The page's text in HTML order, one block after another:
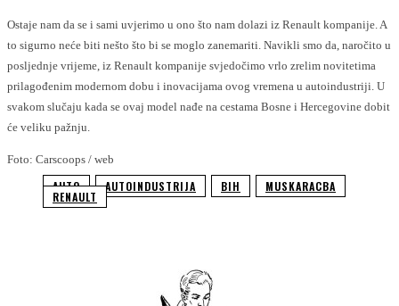
Ostaje nam da se i sami uvjerimo u ono što nam dolazi iz Renault kompanije. A
to sigurno neće biti nešto što bi se moglo zanemariti. Navikli smo da, naročito u
posljednje vrijeme, iz Renault kompanije svjedočimo vrlo zrelim novitetima
prilagođenim modernom dobu i inovacijama ovog vremena u autoindustriji. U
svakom slučaju kada se ovaj model nađe na cestama Bosne i Hercegovine dobit
će veliku pažnju.
Foto: Carscoops / web
AUTO AUTOINDUSTRIJA BIH MUSKARACBA
RENAULT